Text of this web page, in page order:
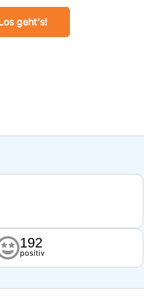
192
positiv